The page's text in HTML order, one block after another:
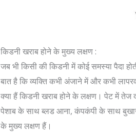
किडनी खराब होने के मुख्य लक्षण :
जब भी किसी की किडनी में कोई समस्या पैदा
बात है कि व्यक्ति कभी अंजाने में और कभी
क्या हैं किडनी खराब होने के लक्षण। पेट में तेज
पेशाब के साथ ब्लड आना, कंपकंपी के साथ
के मुख्य लक्षण हैं।